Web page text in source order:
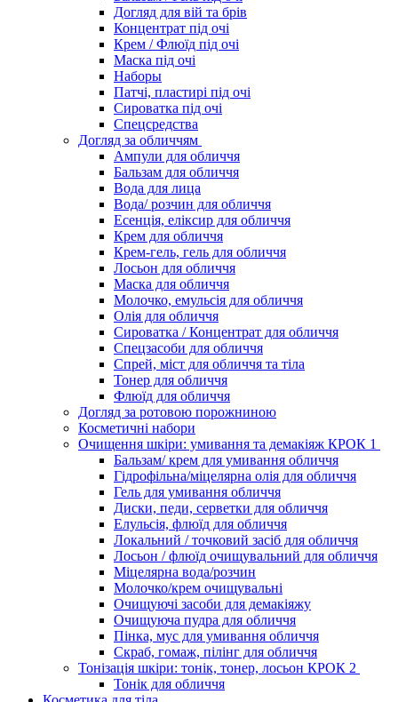
Догляд для вій та брів
Концентрат під очі
Крем / Флюїд під очі
Маска під очі
Наборы
Патчі, пластирі під очі
Сироватка під очі
Спецсредства
Догляд за обличчям
Ампули для обличчя
Бальзам для обличчя
Вода для лица
Вода/ розчин для обличчя
Есенція, еліксир для обличчя
Крем для обличчя
Крем-гель, гель для обличчя
Лосьон для обличчя
Маска для обличчя
Молочко, емульсія для обличчя
Олія для обличчя
Сироватка / Концентрат для обличчя
Спецзасоби для обличчя
Спрей, міст для обличчя та тіла
Тонер для обличчя
Флюїд для обличчя
Догляд за ротовою порожниною
Косметичні набори
Очищення шкіри: умивання та демакіяж КРОК 1
Бальзам/ крем для умивання обличчя
Гідрофільна/міцелярна олія для обличчя
Гель для умивання обличчя
Диски, педи, серветки для обличчя
Елульсія, флюїд для обличчя
Локальний / точковий засіб для обличчя
Лосьон / флюїд очищувальний для обличчя
Міцелярна вода/розчин
Молочко/крем очищувальні
Очищуючі засоби для демакіяжу
Очищуюча пудра для обличчя
Пінка, мус для умивання обличчя
Скраб, гомаж, пілінг для обличчя
Тонізація шкіри: тонік, тонер, лосьон КРОК 2
Тонік для обличчя